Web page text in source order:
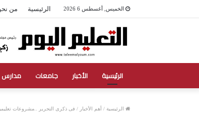
الخميس, أغسطس 6 2026 الرئيسية من
الرئيسية الأخبار جامعات مدارس
الرئيسية / أهم الأخبار / فى ذكرى التحرير ..مشروعات